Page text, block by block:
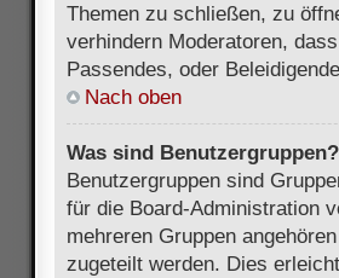
Themen zu schließen, zu
verhindern Moderatoren,
Passendes, oder
Nach oben
Was sind Benutzergruppen?
Benutzergruppen sind
für die Board-Administration
mehreren Gruppen
zugeteilt werden. Dies